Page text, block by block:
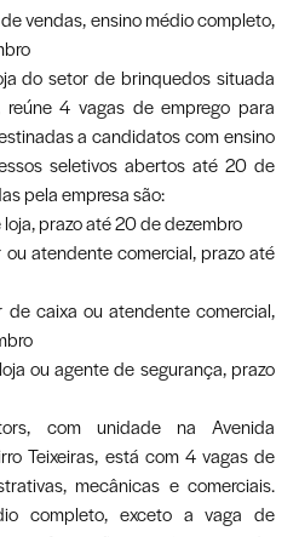
vendas, ensino médio completo,
do setor de brinquedos situada
4 vagas de emprego para
a candidatos com ensino
seletivos abertos até 20 de
pela empresa são:
prazo até 20 de dezembro
atendente comercial, prazo até
caixa ou atendente comercial,
ou agente de segurança, prazo
com unidade na Avenida
Teixeiras, está com 4 vagas de
mecânicas e comerciais.
completo, exceto a vaga de